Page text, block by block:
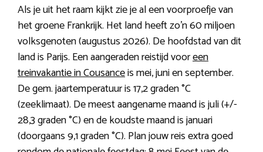
Als je uit het raam kijkt zie je al een voorproefje van
het groene Frankrijk. Het land heeft zo’n 60 miljoen
volksgenoten (augustus 2026). De hoofdstad van dit
land is Parijs. Een aangeraden reistijd vooreen
treinvakantie in Cousanceis mei, juni en september.
De gem. jaartemperatuur is 17,2 graden °C
(zeeklimaat). De meest aangename maand is juli (+/-
28,3 graden °C) en de koudste maand is januari
(doorgaans 9,1 graden °C). Plan jouw reis extra goed